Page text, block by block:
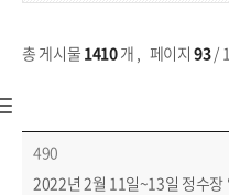
총 게시물 1410개 , 페이지93/
490
2022년 2월 11일~13일 정수장